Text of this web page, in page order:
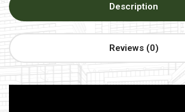
Description
Reviews (0)